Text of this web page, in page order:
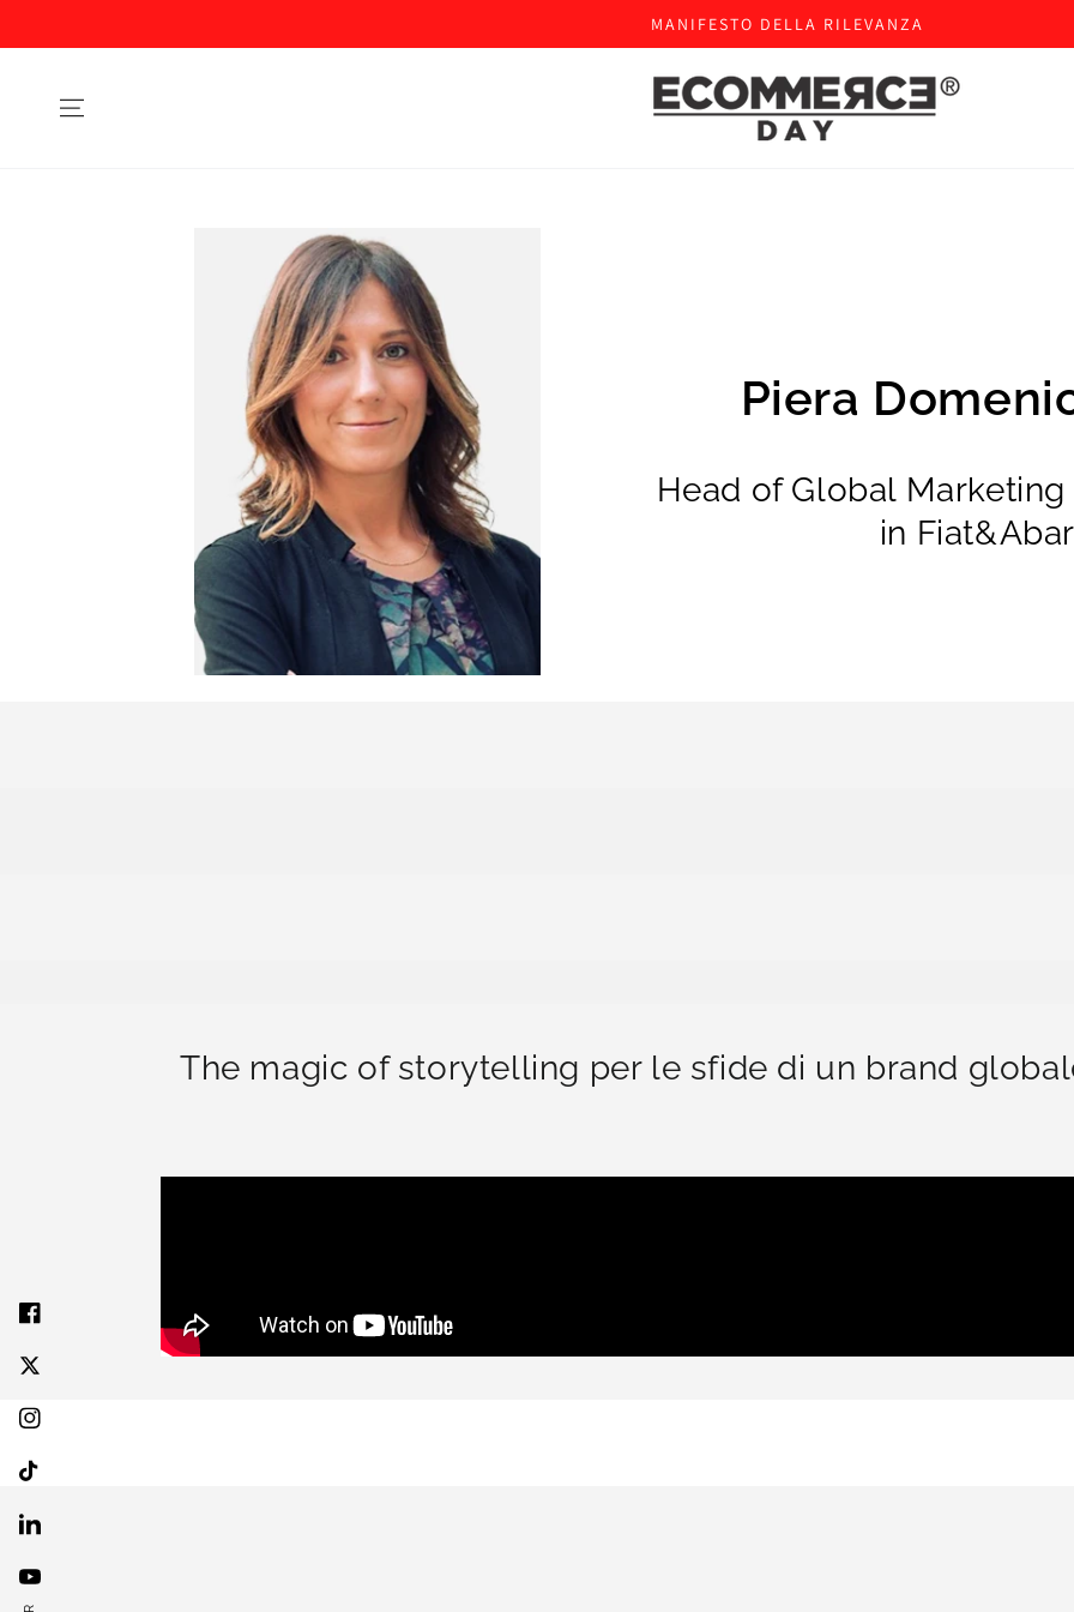
MANIFESTO DELLA RILEVANZA
Piera
Head of Global
in
The magic of storytelling per le sfide di un brand